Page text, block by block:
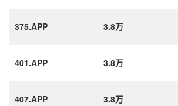
375.APP 3.8万
401.APP 3.8万
407.APP 3.8万